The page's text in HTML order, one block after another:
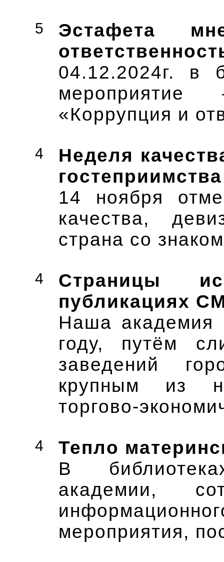
5
Эстафета
04.12.2024г. в
«Коррупция и
4
Неделя
гостеприимства
14 ноября
качества,
страна со
4
Страницы
публикациях
Наша академия
году, путём
заведений
крупным из
торгово-
4
Тепло
В
академии,
мероприятия,